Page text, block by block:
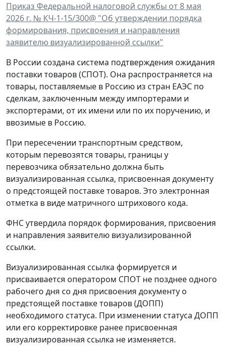
Приказ Федеральной налоговой службы от 8 мая
2026 г. № КЧ-1-15/300@ "Об утверждении порядка
формирования, присвоения и направления
заявителю визуализированной ссылки"
В России создана система подтверждения ожидания
поставки товаров (СПОТ). Она распространяется на
товары, поставляемые в Россию из стран ЕАЭС по
сделкам, заключенным между импортерами и
экспортерами, от их имени или по их поручению, и
ввозимые в Россию.
При пересечении транспортным средством,
которым перевозятся товары, границы у
перевозчика обязательно должна быть
визуализированная ссылка, присвоенная документу
о предстоящей поставке товаров. Это электронная
отметка в виде матричного штрихового кода.
ФНС утвердила порядок формирования, присвоения
и направления заявителю визуализированной
ссылки.
Визуализированная ссылка формируется и
присваивается оператором СПОТ не позднее одного
рабочего дня со дня присвоения документу о
предстоящей поставке товаров (ДОПП)
необходимого статуса. При изменении статуса ДОПП
или его корректировке ранее присвоенная
визуализированная ссылка не изменяется.